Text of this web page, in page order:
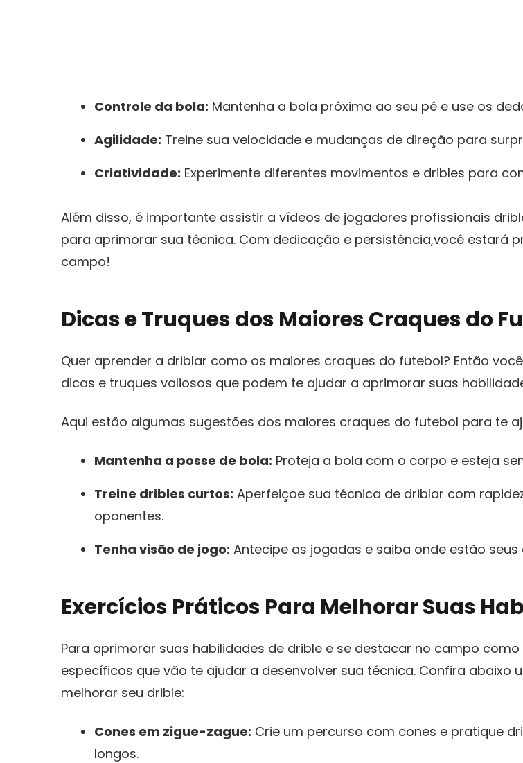
Controle ⁣da bola: Mantenha a‍ bola próxima ao seu pé e ⁢use os
Agilidade: Treine sua ‍velocidade e mudanças ⁣de direção para
Criatividade: Experimente diferentes movimentos e dribles para
Além disso, é importante ​assistir a vídeos de jogadores profissionais
para‌ aprimorar ‌sua técnica. Com dedicação e persistência,você ⁢estará
campo!
Dicas e Truques ‌dos Maiores‌ Craques⁤ do
Quer aprender a ⁢driblar como os maiores craques do futebol? Então
dicas e truques valiosos‌ que podem ‍te ajudar a aprimorar suas
Aqui estão algumas⁤ sugestões dos maiores craques do futebol para te
Mantenha a posse de bola: ​Proteja a bola com‌ o corpo e esteja
Treine dribles ‌curtos: Aperfeiçoe sua técnica de driblar com
oponentes.
Tenha visão de⁤ jogo: Antecipe as jogadas e saiba ‌onde estão
Exercícios Práticos Para Melhorar Suas
Para aprimorar suas habilidades de drible e se⁤ destacar no campo
específicos que vão ⁣te ‌ajudar a desenvolver⁣ sua técnica. Confira
melhorar seu drible:
Cones em zigue-zague: Crie um percurso com cones e pratique
longos.